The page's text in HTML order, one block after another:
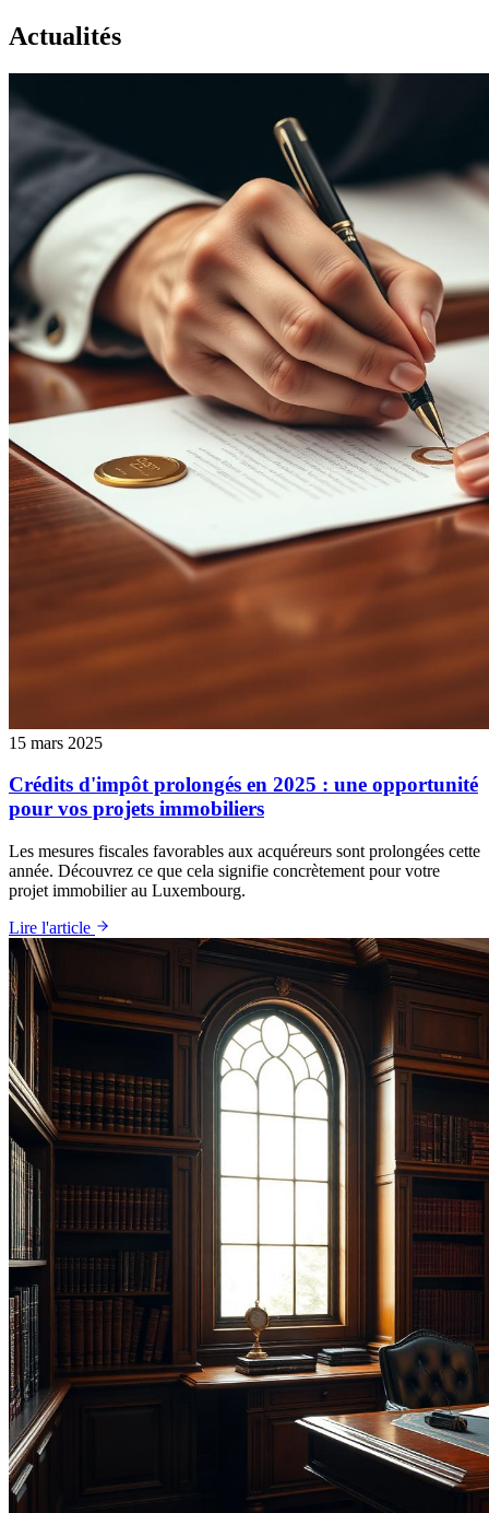
Actualités
15 mars 2025
Crédits d'impôt prolongés en 2025 : une opportunité
pour vos projets immobiliers
Les mesures fiscales favorables aux acquéreurs sont prolongées cette
année. Découvrez ce que cela signifie concrètement pour votre
projet immobilier au Luxembourg.
Lire l'article